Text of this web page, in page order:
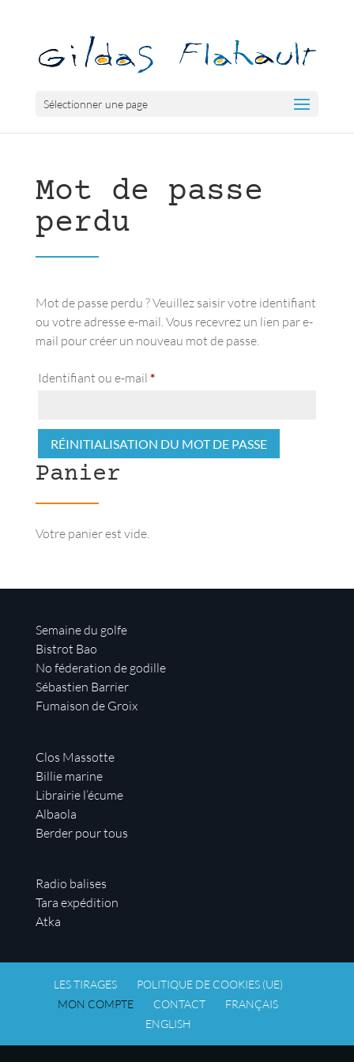
Sélectionner une page
Mot de passe
perdu
Mot de passe perdu ? Veuillez saisir votre identifiant
ou votre adresse e-mail. Vous recevrez un lien par e-
mail pour créer un nouveau mot de passe.
Identifiant ou e-mail *Obligatoire
RÉINITIALISATION DU MOT DE PASSE
Panier
Votre panier est vide.
Semaine du golfe
Bistrot Bao
No féderation de godille
Sébastien Barrier
Fumaison de Groix
Clos Massotte
Billie marine
Librairie l’écume
Albaola
Berder pour tous
Radio balises
Tara expédition
Atka
LES TIRAGES
POLITIQUE DE COOKIES (UE)
MON COMPTE
CONTACT
FRANÇAIS
ENGLISH